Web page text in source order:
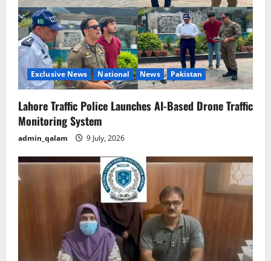
Exclusive News National News Pakistan
Lahore Traffic Police Launches AI-Based Drone Traffic
Monitoring System
admin_qalam 9 July, 2026